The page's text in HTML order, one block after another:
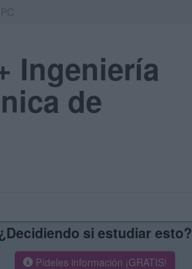
Ingeniería
de
si estudiar esto?
Pídeles información ¡GRATIS!